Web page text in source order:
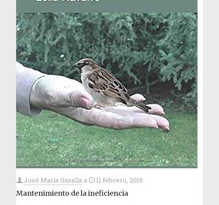
José María Gasalla a
11 febrero, 2015
Mantenimiento de la ineficiencia